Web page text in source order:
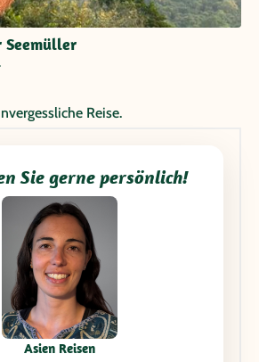
Seemüller
Reise.
Sie gerne persönlich!
Asien Reisen